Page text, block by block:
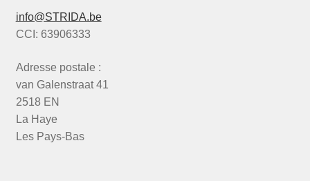
info@STRIDA.be
CCI: 63906333
Adresse postale :
van Galenstraat 41
2518 EN
La Haye
Les Pays-Bas